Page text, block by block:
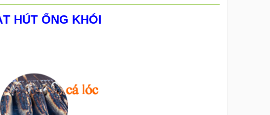
HÚT ỐNG KHÓI